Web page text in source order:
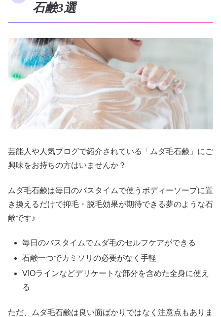
石鹸3選
芸能人や人気ブログで紹介されている「ムダ毛石鹸」にご
興味をお持ちの方はいませんか？
ムダ毛石鹸は毎日のバスタイムで使うボディーソープに置
き換えるだけで抑毛・脱毛効果が期待できる夢のような石
鹸です♪
毎日のバスタイムでムダ毛のセルフケアができる
石鹸一つでカミソリの必要がなく手軽
VIOラインなどデリケートな部分を含めた全身に使え
る
ただ、ムダ毛石鹸は良い面ばかりではなく注意点もありま